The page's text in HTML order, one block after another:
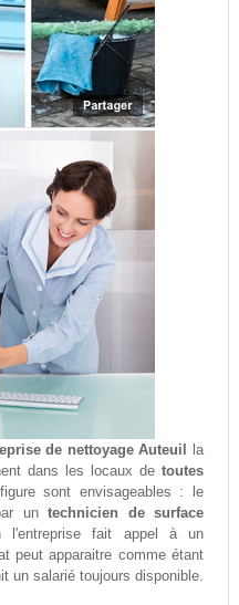
de nettoyage Auteuil
la
dans les locaux detoutes
sont envisageables : le
untechnicien de surface
l'entreprise fait appel à un
peut apparaitre comme étant
un salarié toujours disponible.